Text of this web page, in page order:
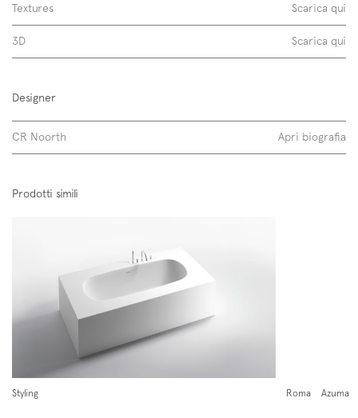
laccati opachi
laccati metallizzati
Textures Scarica qui
3D Scarica qui
Designer
CR Noorth Apri biografia
Scopri di più
Prodotti simili
Styling Roma Azuma